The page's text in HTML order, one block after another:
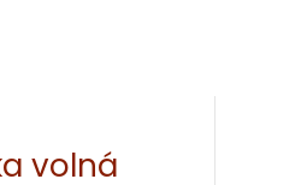
volná